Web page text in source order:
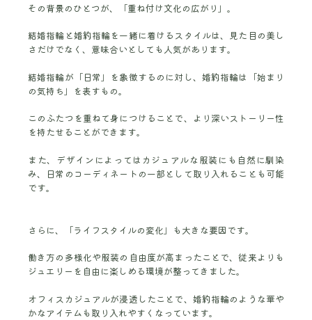
その背景のひとつが、「重ね付け文化の広がり」。
結婚指輪と婚約指輪を一緒に着けるスタイルは、見た目の美し
さだけでなく、意味合いとしても人気があります。
結婚指輪が「日常」を象徴するのに対し、婚約指輪は「始まり
の気持ち」を表すもの。
このふたつを重ねて身につけることで、より深いストーリー性
を持たせることができます。
また、デザインによってはカジュアルな服装にも自然に馴染
み、日常のコーディネートの一部として取り入れることも可能
です。
さらに、「ライフスタイルの変化」も大きな要因です。
働き方の多様化や服装の自由度が高まったことで、従来よりも
ジュエリーを自由に楽しめる環境が整ってきました。
オフィスカジュアルが浸透したことで、婚約指輪のような華や
かなアイテムも取り入れやすくなっています。